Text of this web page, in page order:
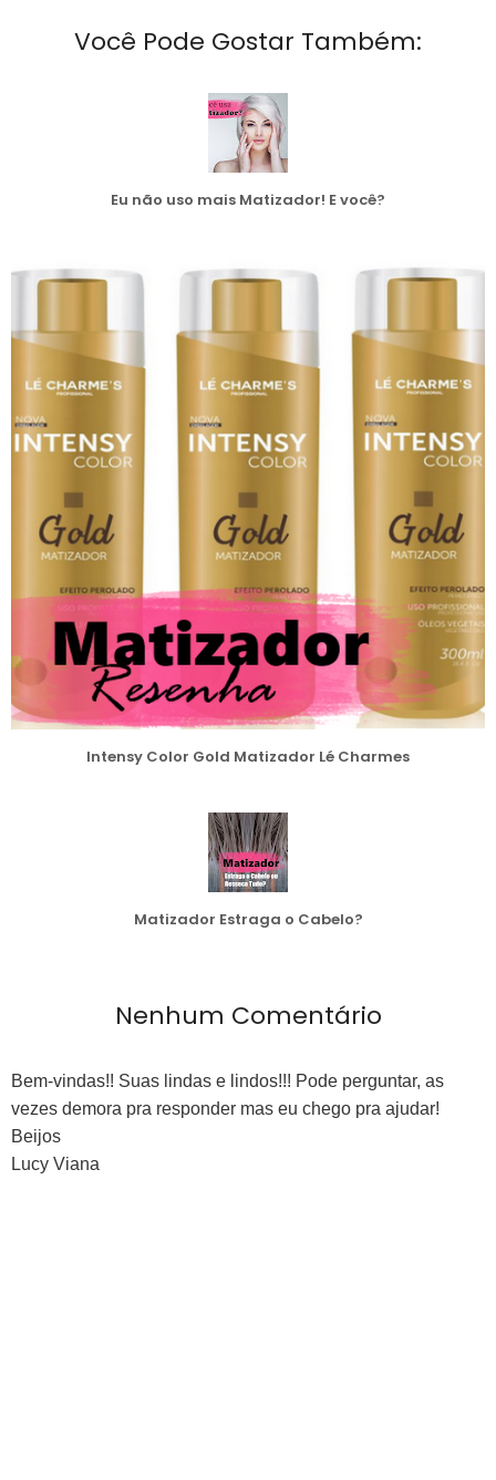
Você Pode Gostar Também:
Eu não uso mais Matizador! E você?
Intensy Color Gold Matizador Lé Charmes
Matizador Estraga o Cabelo?
Nenhum Comentário
Bem-vindas!! Suas lindas e lindos!!! Pode perguntar, as
vezes demora pra responder mas eu chego pra ajudar!
Beijos
Lucy Viana